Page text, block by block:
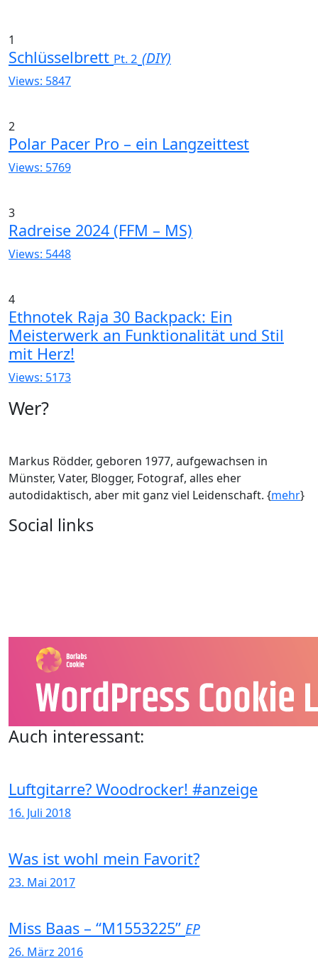
1
Schlüsselbrett Pt. 2 (DIY)
Views: 5847
2
Polar Pacer Pro – ein Langzeittest
Views: 5769
3
Radreise 2024 (FFM – MS)
Views: 5448
4
Ethnotek Raja 30 Backpack: Ein
Meisterwerk an Funktionalität und Stil
mit Herz!
Views: 5173
Wer?
Markus Rödder, geboren 1977, aufgewachsen in
Münster, Vater, Blogger, Fotograf, alles eher
autodidaktisch, aber mit ganz viel Leidenschaft. {mehr}
Social links
Auch interessant:
Luftgitarre? Woodrocker! #anzeige
16. Juli 2018
Was ist wohl mein Favorit?
23. Mai 2017
Miss Baas – “M1553225” EP
26. März 2016